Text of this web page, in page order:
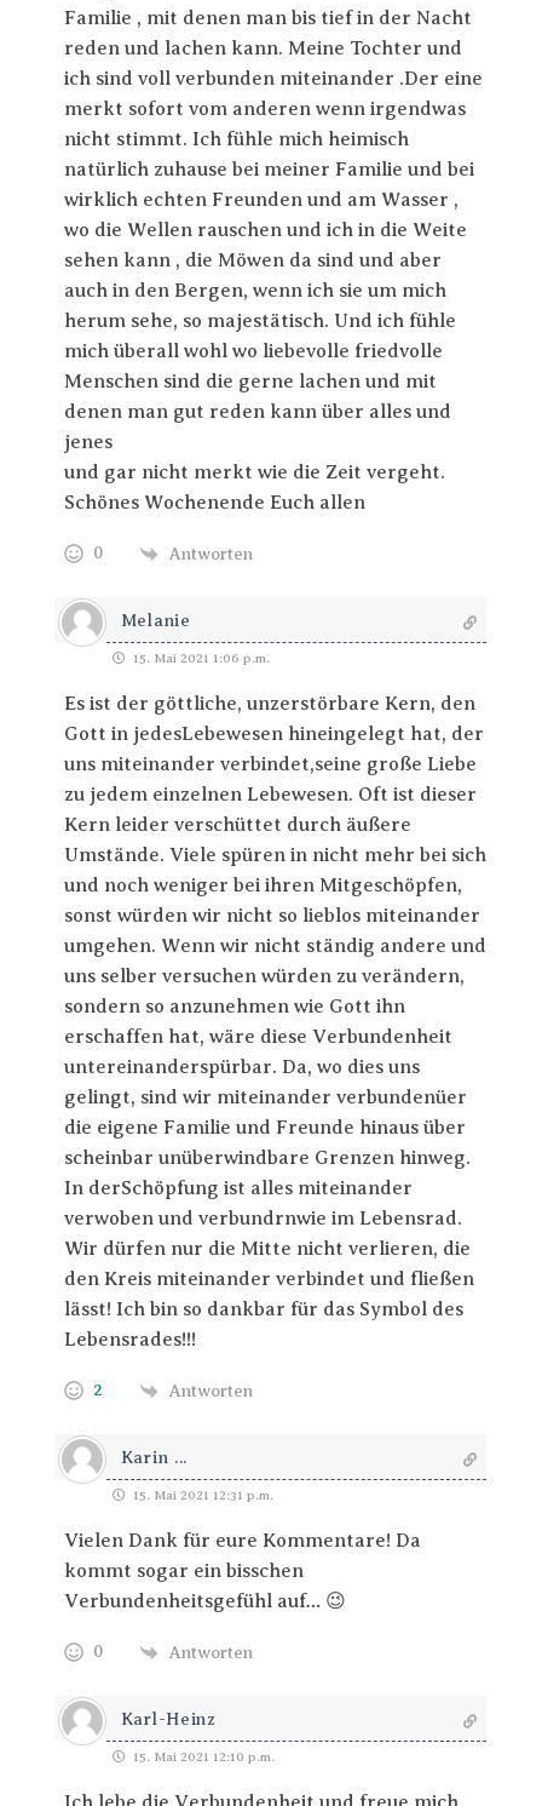
Familie , mit denen man bis tief in der Nacht
reden und lachen kann. Meine Tochter und
ich sind voll verbunden miteinander .Der eine
merkt sofort vom anderen wenn irgendwas
nicht stimmt. Ich fühle mich heimisch
natürlich zuhause bei meiner Familie und bei
wirklich echten Freunden und am Wasser ,
wo die Wellen rauschen und ich in die Weite
sehen kann , die Möwen da sind und aber
auch in den Bergen, wenn ich sie um mich
herum sehe, so majestätisch. Und ich fühle
mich überall wohl wo liebevolle friedvolle
Menschen sind die gerne lachen und mit
denen man gut reden kann über alles und
jenes
und gar nicht merkt wie die Zeit vergeht.
Schönes Wochenende Euch allen
0 Antworten
Melanie
15. Mai 2021 1:06 p.m.
Es ist der göttliche, unzerstörbare Kern, den
Gott in jedesLebewesen hineingelegt hat, der
uns miteinander verbindet,seine große Liebe
zu jedem einzelnen Lebewesen. Oft ist dieser
Kern leider verschüttet durch äußere
Umstände. Viele spüren in nicht mehr bei sich
und noch weniger bei ihren Mitgeschöpfen,
sonst würden wir nicht so lieblos miteinander
umgehen. Wenn wir nicht ständig andere und
uns selber versuchen würden zu verändern,
sondern so anzunehmen wie Gott ihn
erschaffen hat, wäre diese Verbundenheit
untereinanderspürbar. Da, wo dies uns
gelingt, sind wir miteinander verbundenüer
die eigene Familie und Freunde hinaus über
scheinbar unüberwindbare Grenzen hinweg.
In derSchöpfung ist alles miteinander
verwoben und verbundrnwie im Lebensrad.
Wir dürfen nur die Mitte nicht verlieren, die
den Kreis miteinander verbindet und fließen
lässt! Ich bin so dankbar für das Symbol des
Lebensrades!!!
2 Antworten
Karin ...
15. Mai 2021 12:31 p.m.
Vielen Dank für eure Kommentare! Da
kommt sogar ein bisschen
Verbundenheitsgefühl auf… 😉
0 Antworten
Karl-Heinz
15. Mai 2021 12:10 p.m.